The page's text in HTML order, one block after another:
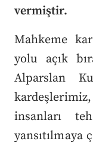
vermiştir.
Mahkeme
yolu açık
Alparslan
insanları
yansıtılmaya